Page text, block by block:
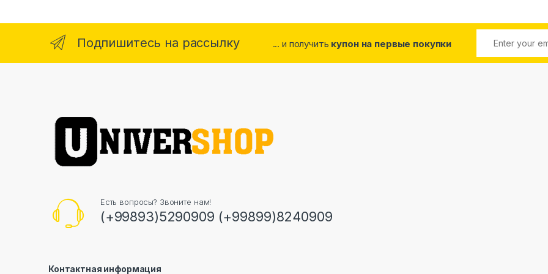
Подпишитесь на рассылку ... и получить купон на первые покупки
Есть вопросы? Звоните нам!
(+99893)5290909 (+99899)8240909
Контактная информация